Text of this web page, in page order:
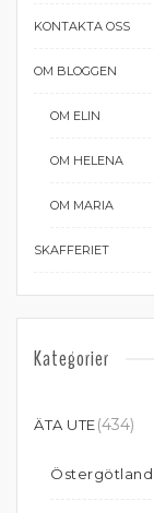
KONTAKTA OSS
OM BLOGGEN
OM ELIN
OM HELENA
OM MARIA
SKAFFERIET
Kategorier
ÄTA UTE(434)
Östergötland